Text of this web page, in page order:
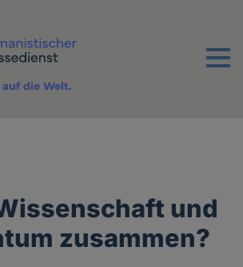
Menu
die Welt.
und
zusammen?